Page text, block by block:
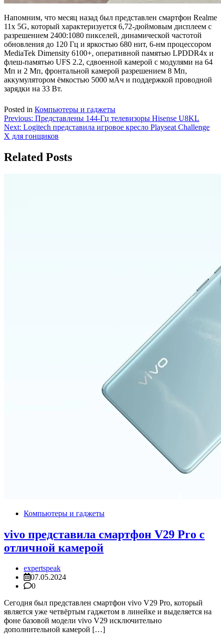
Напомним, что месяц назад был представлен смартфон Realme
11x 5G, который характеризуется 6,72-дюймовым дисплеем с
разрешением 2400:1080 пикселей, динамической частотой
обновления до 120 Гц и яркостью 680 нит, 6-нм процессором
MediaTek Dimensity 6100+, оперативной памятью LPDDR4x и
флеш-памятью UFS 2.2, сдвоенной камерой с модулями на 64
Мп и 2 Мп, фронтальной камерой разрешением 8 Мп,
аккумулятором ёмкостью 5000 мАч и поддержкой проводной
зарядки на 33 Вт.
Posted in Компьютеры и гаджеты
Навигация
по
Previous: Представлены 144-Гц телевизоры Hisense U8KL
Next: Logitech представила игровое кресло Playseat Challenge
X для гонщиков
Related Posts
Компьютеры и гаджеты
vivo представила смартфон V29 Pro с
отличной камерой
expertspeak
07.05.2024
0
Сегодня был представлен смартфон vivo V29 Pro, который
является уже четвёртым гаджетом в линейке и выделяется на
фоне базовой модели vivo V29 исключительно
дополнительной камерой […]